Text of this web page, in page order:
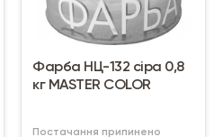
Фарба НЦ-132 сіра 0,8
кг MASTER COLOR
Постачання припинено